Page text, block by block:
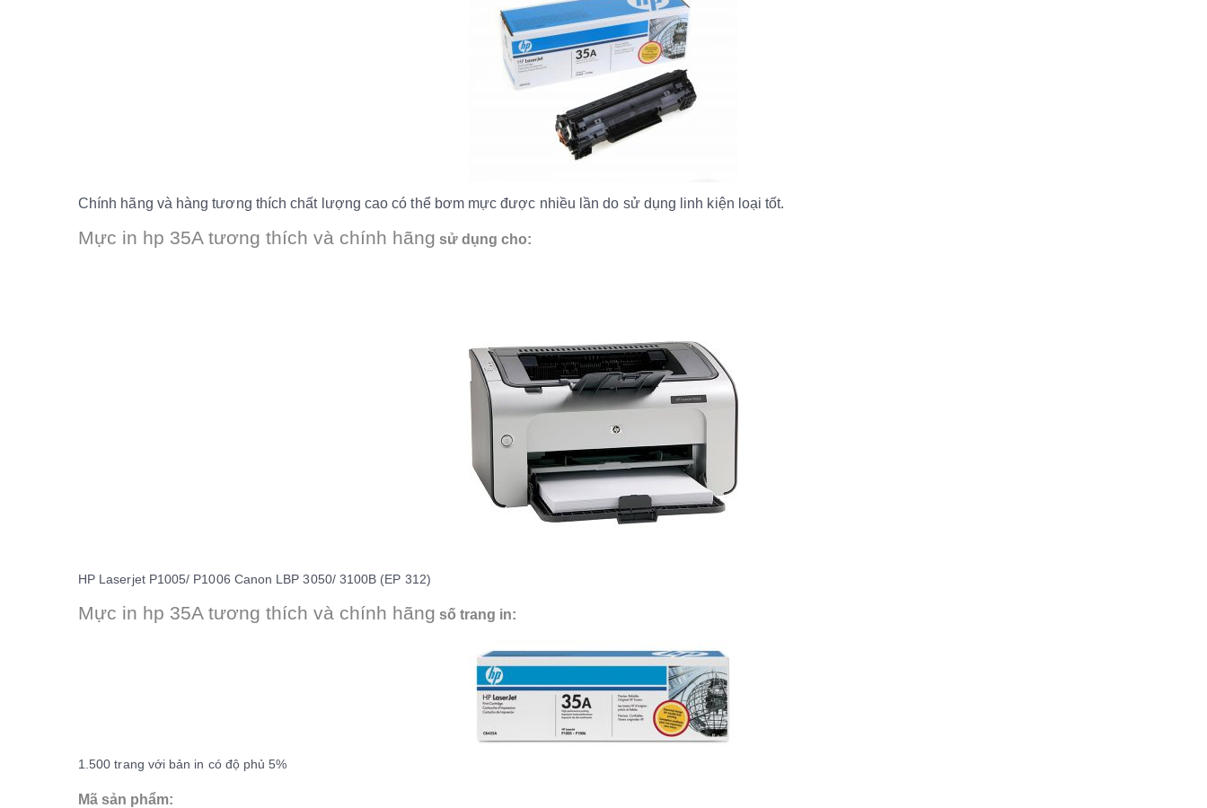
Chính hãng và hàng tương thích chất lượng cao có thể bơm mực được nhiều lần do sử dụng linh kiện loại tốt.
Mực in hp 35A tương thích và chính hãng sử dụng cho:
HP Laserjet P1005/ P1006 Canon LBP 3050/ 3100B (EP 312)
Mực in hp 35A tương thích và chính hãng số trang in:
1.500 trang với bản in có độ phủ 5%
Mã sản phẩm: